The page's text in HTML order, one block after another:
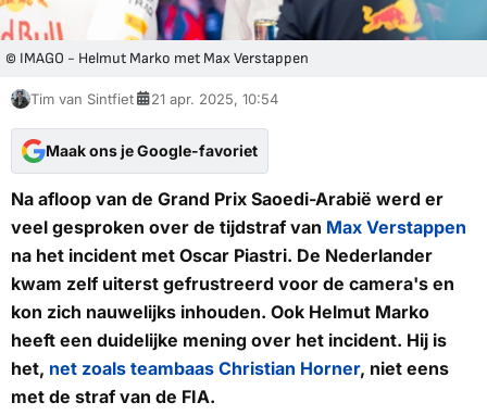
© IMAGO - Helmut Marko met Max Verstappen
Tim van Sintfiet 21 apr. 2025, 10:54
Maak ons je Google-favoriet
Na afloop van de Grand Prix Saoedi-Arabië werd er
veel gesproken over de tijdstraf van Max Verstappen
na het incident met Oscar Piastri. De Nederlander
kwam zelf uiterst gefrustreerd voor de camera's en
kon zich nauwelijks inhouden. Ook Helmut Marko
heeft een duidelijke mening over het incident. Hij is
het, net zoals teambaas Christian Horner, niet eens
met de straf van de FIA.